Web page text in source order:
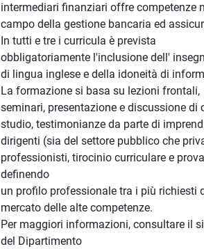
intermediari finanziari offre competenze
campo della gestione bancaria ed
In tutti e tre i curricula è prevista
obbligatoriamente l'inclusione dell'
di lingua inglese e della idoneità di
La formazione si basa su lezioni frontali,
seminari, presentazione e discussione di
studio, testimonianze da parte di
dirigenti (sia del settore pubblico che
professionisti, tirocinio curriculare e
definendo
un profilo professionale tra i più richiesti
mercato delle alte competenze.
Per maggiori informazioni, consultare il
del Dipartimento